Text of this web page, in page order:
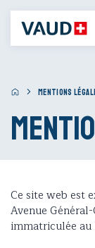
MENTIONS
Ce site web est
Avenue
immatriculée au